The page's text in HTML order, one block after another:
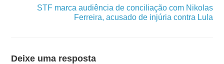
STF marca audiência de conciliação com Nikolas
Ferreira, acusado de injúria contra Lula
Deixe uma resposta